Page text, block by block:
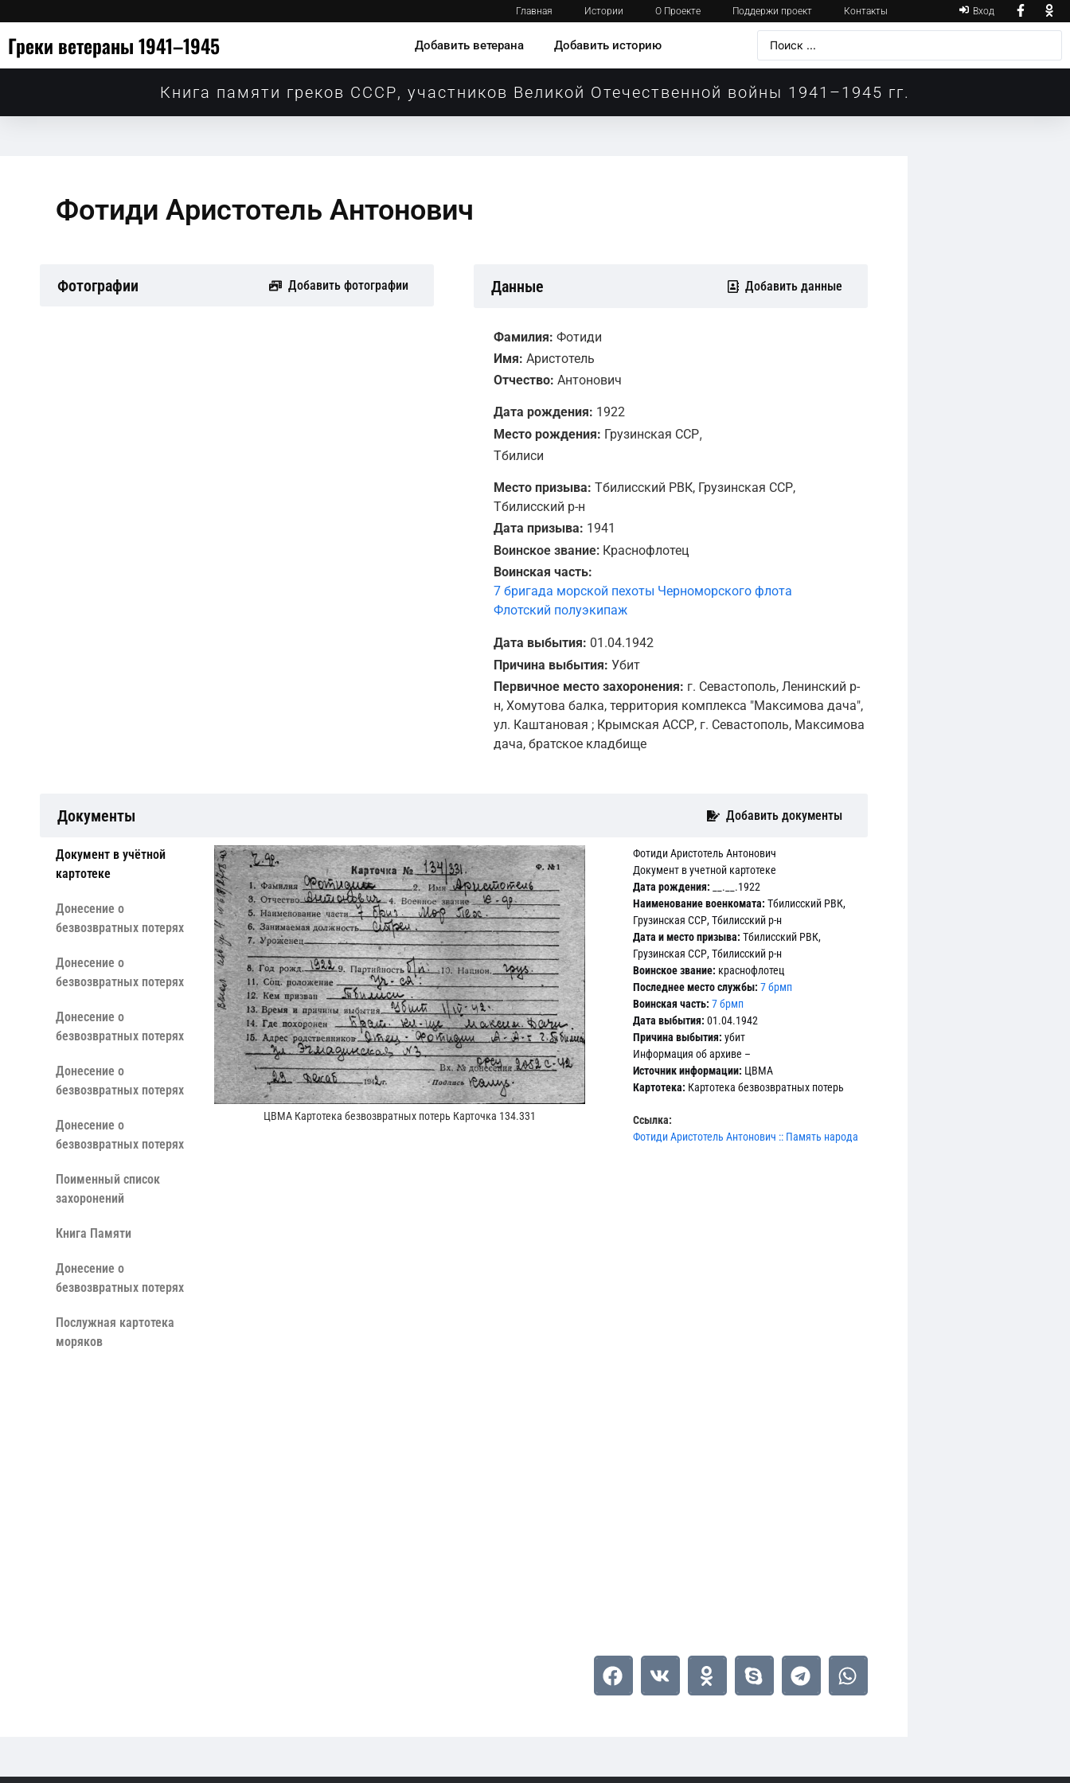
Главная Истории О Проекте Поддержи проект Контакты Вход
Греки ветераны 1941–1945 Добавить ветерана Добавить историю
Книга памяти греков СССР, участников Великой Отечественной войны 1941–1945 гг.
Фотиди Аристотель Антонович
Фотографии Добавить фотографии Данные Добавить данные
Фамилия: Фотиди
Имя: Аристотель
Отчество: Антонович
Дата рождения: 1922
Место рождения: Грузинская ССР,
Тбилиси
Место призыва: Тбилисский РВК, Грузинская ССР,
Тбилисский р-н
Дата призыва: 1941
Воинское звание: Краснофлотец
Воинская часть:
7 бригада морской пехоты Черноморского флота
Флотский полуэкипаж
Дата выбытия: 01.04.1942
Причина выбытия: Убит
Первичное место захоронения: г. Севастополь, Ленинский р-
н, Хомутова балка, территория комплекса "Максимова дача",
ул. Каштановая ; Крымская АССР, г. Севастополь, Максимова
дача, братское кладбище
Документы Добавить документы
Документ в учётной
картотеке
Донесение о
безвозвратных потерях
Донесение о
безвозвратных потерях
Донесение о
безвозвратных потерях
Донесение о
безвозвратных потерях
Донесение о
безвозвратных потерях
Поименный список
захоронений
Книга Памяти
Донесение о
безвозвратных потерях
Послужная картотека
моряков
ЦВМА Картотека безвозвратных потерь Карточка 134.331
Фотиди Аристотель Антонович
Документ в учетной картотеке
Дата рождения: __.__.1922
Наименование военкомата: Тбилисский РВК,
Грузинская ССР, Тбилисский р-н
Дата и место призыва: Тбилисский РВК,
Грузинская ССР, Тбилисский р-н
Воинское звание: краснофлотец
Последнее место службы: 7 брмп
Воинская часть: 7 брмп
Дата выбытия: 01.04.1942
Причина выбытия: убит
Информация об архиве –
Источник информации: ЦВМА
Картотека: Картотека безвозвратных потерь
Ссылка:
Фотиди Аристотель Антонович :: Память народа